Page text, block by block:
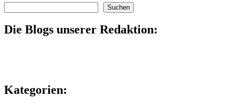
Suchen
Die Blogs unserer Redaktion:
Kategorien: